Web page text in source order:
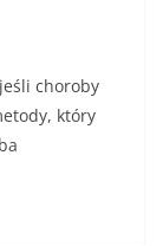
choroby
który